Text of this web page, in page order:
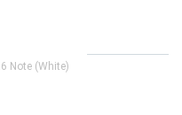
Note (White)